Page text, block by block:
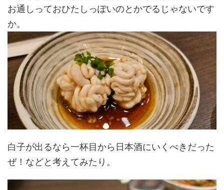
お通しっておひたしっぽいのとかでるじゃないです
か。
白子が出るなら一杯目から日本酒にいくべきだった
ぜ！などと考えてみたり。